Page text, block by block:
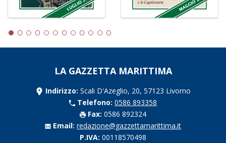
LA GAZZETTA MARITTIMA
Indirizzo: Scali D'Azeglio, 20, 57123 Livorno
Telefono: 0586 893358
Fax: 0586 892324
Email: redazione@gazzettamarittima.it
P.IVA: 00118570498